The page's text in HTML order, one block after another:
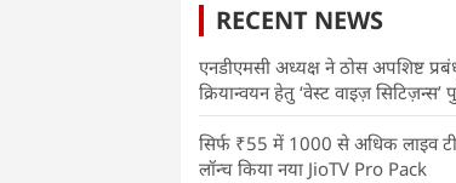
RECENT NEWS
एनडीएमसी अध्यक्ष ने ठोस अपशिष्ट
क्रियान्वयन हेतु ‘वेस्ट वाइज़
सिर्फ ₹55 में 1000 से अधिक लाइव
लॉन्च किया नया JioTV Pro Pack